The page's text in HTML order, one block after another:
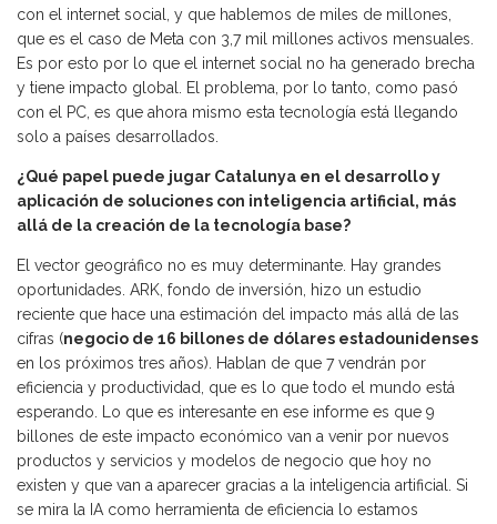
con el internet social, y que hablemos de miles de millones,
que es el caso de Meta con 3,7 mil millones activos mensuales.
Es por esto por lo que el internet social no ha generado brecha
y tiene impacto global. El problema, por lo tanto, como pasó
con el PC, es que ahora mismo esta tecnología está llegando
solo a países desarrollados.
¿Qué papel puede jugar Catalunya en el desarrollo y
aplicación de soluciones con inteligencia artificial, más
allá de la creación de la tecnología base?
El vector geográfico no es muy determinante. Hay grandes
oportunidades. ARK, fondo de inversión, hizo un estudio
reciente que hace una estimación del impacto más allá de las
cifras (negocio de 16 billones de dólares estadounidenses
en los próximos tres años). Hablan de que 7 vendrán por
eficiencia y productividad, que es lo que todo el mundo está
esperando. Lo que es interesante en ese informe es que 9
billones de este impacto económico van a venir por nuevos
productos y servicios y modelos de negocio que hoy no
existen y que van a aparecer gracias a la inteligencia artificial. Si
se mira la IA como herramienta de eficiencia lo estamos